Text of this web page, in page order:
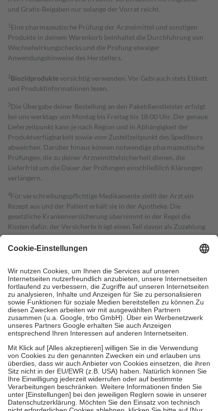
und Gratis-Beigaben nur solange der Vorrat reicht.
1 Eine pharmazeutische Prüfung der Arzneimittel und sonstigen
Produkte in deinem Warenkorb beinhaltet die Durchführung von
Wechselwirkungschecks und die Prüfung etwaiger
Anwendungshinweise des Herstellers.
2Biozidproduktevorsichtig verwenden. Vor Gebrauch stets Etikett
und Produktinformationen lesen.
3Die Übergabe deiner Bestellung an den Paketdienstleister erfolgt
bei uns werktags von Montag bis Freitag bis 18:00 Uhr. Der genaue
Lieferzeitpunkt kann je nach Region und in Abhängigkeit der
Produktverfügbarkeit sowie vom Zustellzeitpunkt des Spediteurs
abweichen. Darüber hinaus können notwendige pharmazeutische
Prüfungen, die zu deiner Arzneimittelsicherheit dienen, die
Lieferfrist um die Dauer der Prüfungen einschließlich Klärungen
verlängern.
4Für verschreibungspflichtige Medikamente stellt der Arzt ein
Rezept aus und der Patient erhält sie in der Apotheke. Die
gesetzliche Krankenversicherung übernimmt in der Regel die
Kosten dafür, der Versicherte trägt einen Teil davon als Zuzahlung
mit.
Grundsätzlich leisten Mitglieder Zuzahlungen in Höhe von zehn
höchstens zehn Euro.
Es sind jedoch nie mehr als die tatsächlichen
Kosten der Leistung zu entrichten.
Diese Regeln gelten grundsätzlich auch für Online-Apotheken.
Bei Heilmitteln und häuslicher Krankenpflege beträgt die
Zuzahlung zehn Prozent der Kosten sowie zehn Euro je
Verordnung.
Um das Engagement der Versicherten für ihre eigene Gesundheit zu
stärken und die besondere Stellung der Familie zu unterstützen,
fallenkeine Zuzahlungenan bei:
• Kindern und Jugendlichen bis zum vollendeten 18. Lebensjahr
mit Ausnahme der Fahrkosten
• Untersuchungen zur Vorsorge und Früherkennung, die von der
GKV getragen werden
• empfohlenen Schutzimpfungen